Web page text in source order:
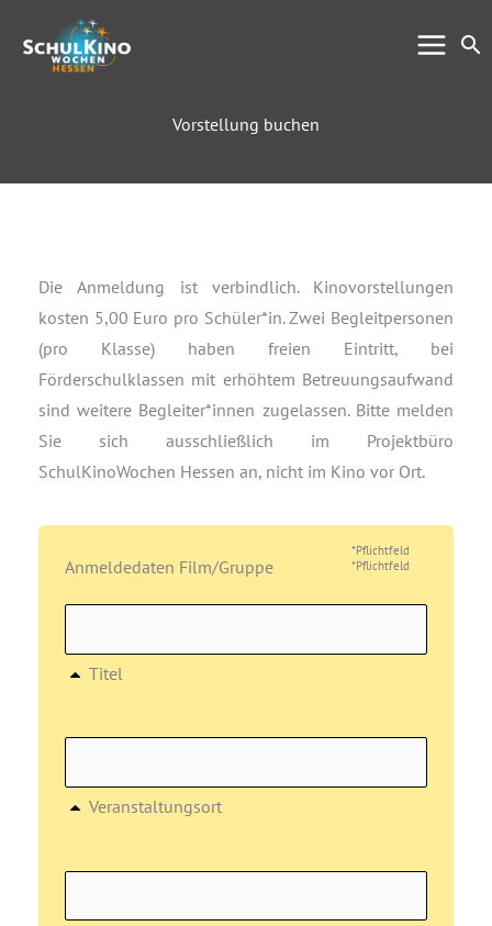
Inhalt
springen
Vorstellung buchen
Die Anmeldung ist verbindlich. Kinovorstellungen
kosten 5,00 Euro pro Schüler*in. Zwei Begleitpersonen
(pro Klasse) haben freien Eintritt, bei
Förderschulklassen mit erhöhtem Betreuungsaufwand
sind weitere Begleiter*innen zugelassen. Bitte melden
Sie sich ausschließlich im Projektbüro
SchulKinoWochen Hessen an, nicht im Kino vor Ort.
*Pflichtfeld
Anmeldedaten Film/Gruppe
Titel
Veranstaltungsort
*Pflichtfeld